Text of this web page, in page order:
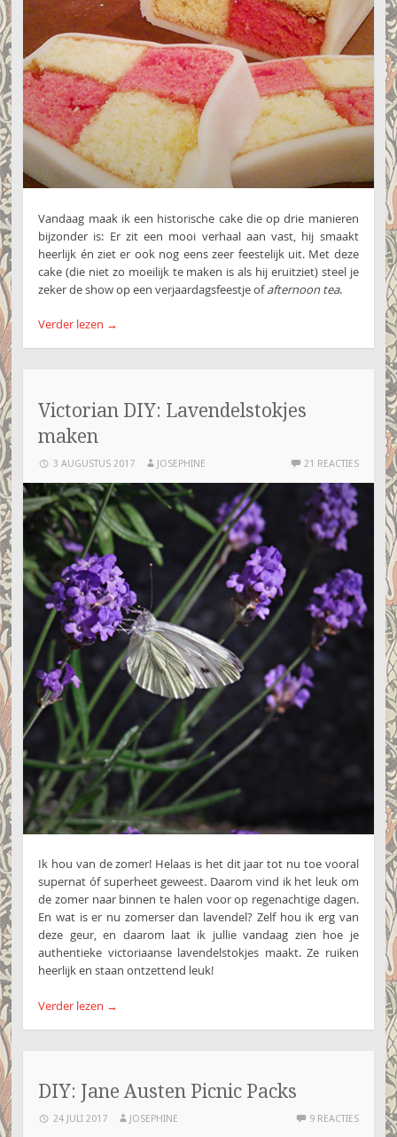
Vandaag maak ik een historische cake die op drie manieren
bijzonder is: Er zit een mooi verhaal aan vast, hij smaakt
heerlijk én ziet er ook nog eens zeer feestelijk uit. Met deze
cake (die niet zo moeilijk te maken is als hij eruitziet) steel je
zeker de show op een verjaardagsfeestje ofafternoon tea.
Verder lezen →
Victorian DIY: Lavendelstokjes
maken
3 AUGUSTUS 2017 JOSEPHINE 21 REACTIES
Ik hou van de zomer! Helaas is het dit jaar tot nu toe vooral
supernat óf superheet geweest. Daarom vind ik het leuk om
de zomer naar binnen te halen voor op regenachtige dagen.
En wat is er nu zomerser dan lavendel? Zelf hou ik erg van
deze geur, en daarom laat ik jullie vandaag zien hoe je
authentieke victoriaanse lavendelstokjes maakt. Ze ruiken
heerlijk en staan ontzettend leuk!
Verder lezen →
DIY: Jane Austen Picnic Packs
24 JULI 2017 JOSEPHINE 9 REACTIES